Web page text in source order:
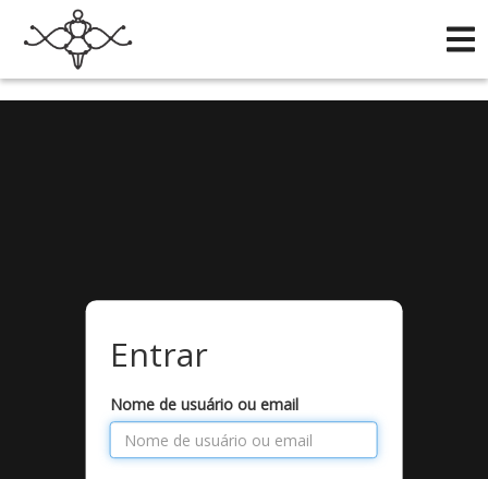
Entrar
Nome de usuário ou email